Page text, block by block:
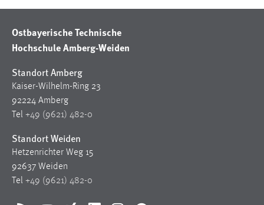
Ostbayerische Technische
Hochschule Amberg-Weiden
Standort Amberg
Kaiser-Wilhelm-Ring 23
92224 Amberg
Tel +49 (9621) 482-0
Standort Weiden
Hetzenrichter Weg 15
92637 Weiden
Tel +49 (9621) 482-0
Cookie Laufzeit:
STATISTIK
Statistik Cookies erfassen Informationen anonym.
Diese Informationen helfen uns zu verstehen, wie
unsere Besucher unsere Website nutzen.
Matomo
Name:
_pk_ref, _pk_cvar, _pk_id, _pk_ses